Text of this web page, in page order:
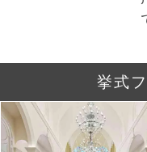
挙式